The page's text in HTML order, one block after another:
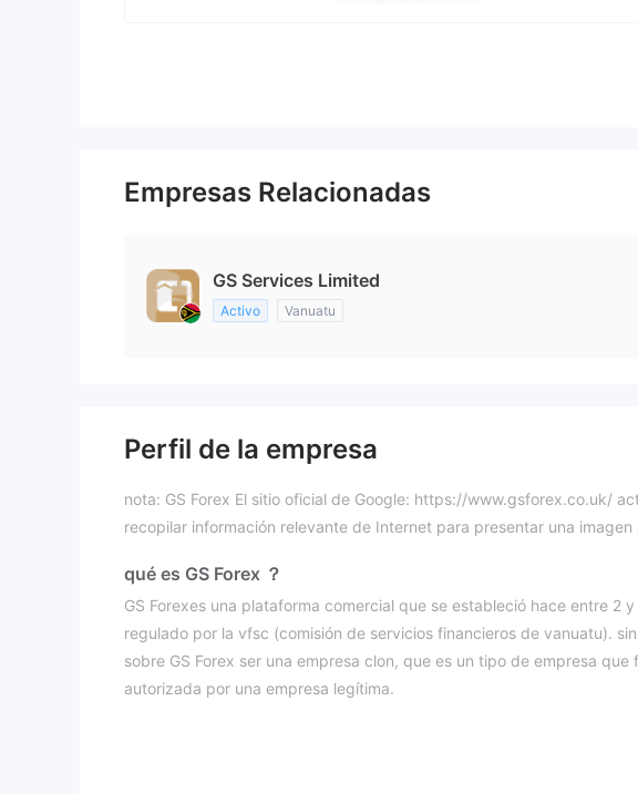
Empresas Relacionadas
GS Services Limited
Activo Vanuatu
Perfil de la empresa
nota: GS Forex El sitio oficial de Google: https://www.gsforex.co.uk/
recopilar información relevante de Internet para presentar una
qué es GS Forex ？
GS Forexes una plataforma comercial que se estableció hace entre 2
regulado por la vfsc (comisión de servicios financieros de vanuatu).
sobre GS Forex ser una empresa clon, que es un tipo de empresa
autorizada por una empresa legítima.